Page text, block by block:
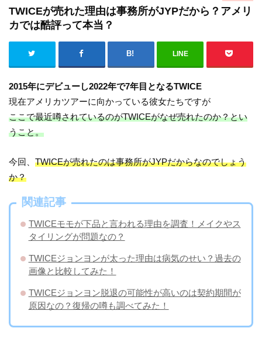
TWICEが売れた理由は事務所がJYPだから？アメリ
カでは酷評って本当？
LINE
2015年にデビューし2022年で7年目となるTWICE
現在アメリカツアーに向かっている彼女たちですが
ここで最近噂されているのがTWICEがなぜ売れたのか？とい
うこと。
今回、TWICEが売れたのは事務所がJYPだからなのでしょう
か？
関連記事
TWICEモモが下品と言われる理由を調査！メイクやス
タイリングが問題なの？
TWICEジョンヨンが太った理由は病気のせい？過去の
画像と比較してみた！
TWICEジョンヨン脱退の可能性が高いのは契約期間が
原因なの？復帰の噂も調べてみた！